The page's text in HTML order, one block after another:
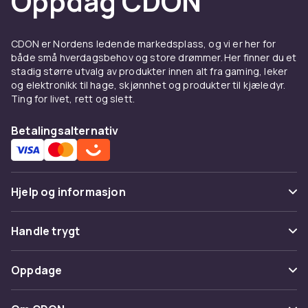
CDON er Nordens ledende markedsplass, og vi er her for
både små hverdagsbehov og store drømmer. Her finner du et
stadig større utvalg av produkter innen alt fra gaming, leker
og elektronikk til hage, skjønnhet og produkter til kjæledyr.
Ting for livet, rett og slett.
Betalingsalternativ
Hjelp og informasjon
Vanlige spørsmål
Spor pakke
Angre & returner her
Handle trygt
Betaling
Levering
Oppdage
Kategorier